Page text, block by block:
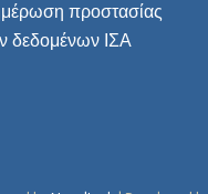
προστασίας
δεδομένων ΙΣΑ